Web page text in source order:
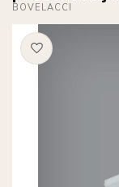
BOVELACCI